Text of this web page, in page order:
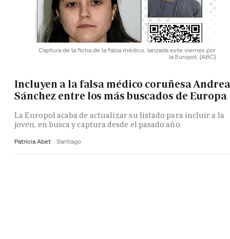
Captura de la ficha de la falsa médico, lanzada este viernes por
la Europol. (ABC)
Incluyen a la falsa médico coruñesa Andrea
Sánchez entre los más buscados de Europa
La Europol acaba de actualizar su listado para incluir a la
joven, en busca y captura desde el pasado año
Patricia Abet Santiago